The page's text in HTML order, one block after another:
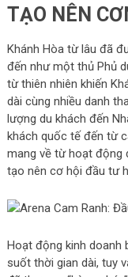
TẠO NÊN
Khánh Hòa từ lâu đã
đến như một thủ Phủ
từ thiên nhiên khiến
dài cùng nhiều danh
lượng du khách đến
khách quốc tế đến từ
mang về từ hoạt động
tạo nên cơ hội đầu tư
Hoạt động kinh doanh
suốt thời gian dài, tuy